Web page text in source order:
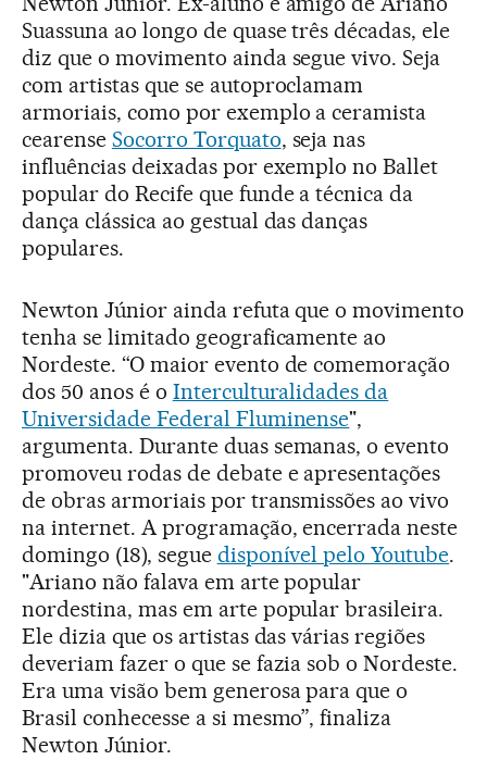
Suassuna ao longo de quase três décadas, ele
diz que o movimento ainda segue vivo. Seja
com artistas que se autoproclamam
armoriais, como por exemplo a ceramista
cearense Socorro Torquato, seja nas
influências deixadas por exemplo no Ballet
popular do Recife que funde a técnica da
dança clássica ao gestual das danças
populares.
Newton Júnior ainda refuta que o movimento
tenha se limitado geograficamente ao
Nordeste. “O maior evento de comemoração
dos 50 anos é o Interculturalidades da
Universidade Federal Fluminense",
argumenta. Durante duas semanas, o evento
promoveu rodas de debate e apresentações
de obras armoriais por transmissões ao vivo
na internet. A programação, encerrada neste
domingo (18), segue disponível pelo Youtube.
"Ariano não falava em arte popular
nordestina, mas em arte popular brasileira.
Ele dizia que os artistas das várias regiões
deveriam fazer o que se fazia sob o Nordeste.
Era uma visão bem generosa para que o
Brasil conhecesse a si mesmo”, finaliza
Newton Júnior.